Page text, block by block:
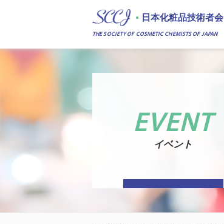
日本化粧品技術者会
THE SOCIETY OF COSMETIC CHEMISTS OF JAPAN
EVENT
イベント